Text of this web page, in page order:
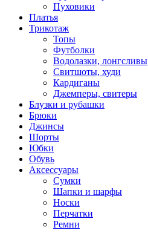
Пуховики
Платья
Трикотаж
Топы
Футболки
Водолазки, лонгсливы
Свитшоты, худи
Кардиганы
Джемперы, свитеры
Блузки и рубашки
Брюки
Джинсы
Шорты
Юбки
Обувь
Аксессуары
Сумки
Шапки и шарфы
Носки
Перчатки
Ремни